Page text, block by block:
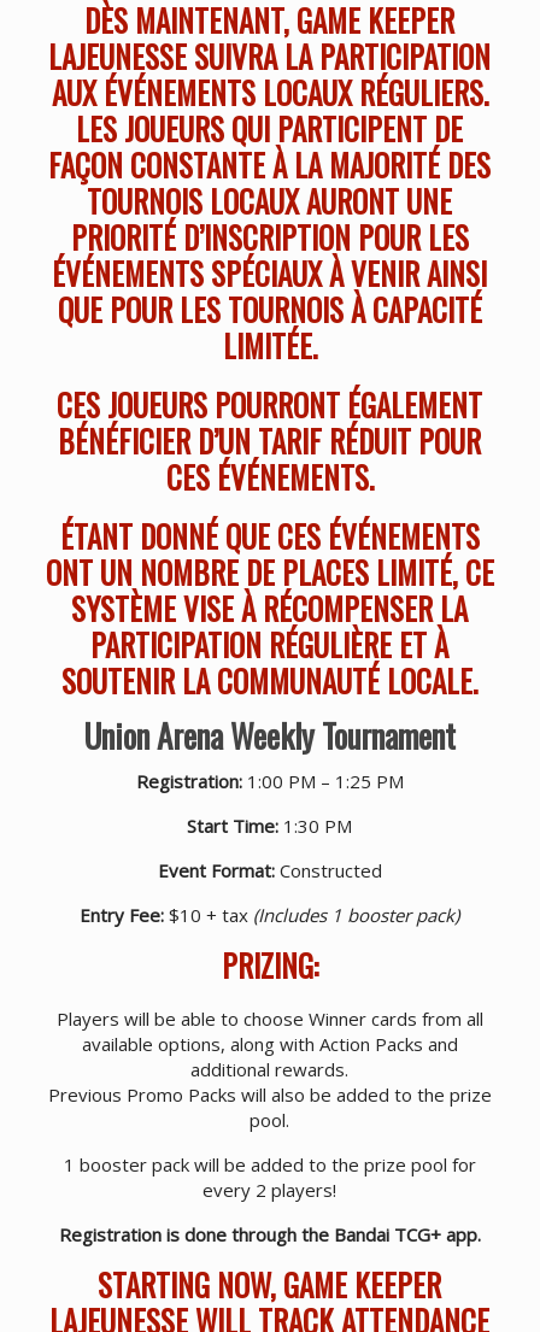
DÈS MAINTENANT, GAME KEEPER
LAJEUNESSE SUIVRA LA PARTICIPATION
AUX ÉVÉNEMENTS LOCAUX RÉGULIERS.
LES JOUEURS QUI PARTICIPENT DE
FAÇON CONSTANTE À LA MAJORITÉ DES
TOURNOIS LOCAUX AURONT UNE
PRIORITÉ D’INSCRIPTION POUR LES
ÉVÉNEMENTS SPÉCIAUX À VENIR AINSI
QUE POUR LES TOURNOIS À CAPACITÉ
LIMITÉE.
CES JOUEURS POURRONT ÉGALEMENT
BÉNÉFICIER D’UN TARIF RÉDUIT POUR
CES ÉVÉNEMENTS.
ÉTANT DONNÉ QUE CES ÉVÉNEMENTS
ONT UN NOMBRE DE PLACES LIMITÉ, CE
SYSTÈME VISE À RÉCOMPENSER LA
PARTICIPATION RÉGULIÈRE ET À
SOUTENIR LA COMMUNAUTÉ LOCALE.
Union Arena Weekly Tournament
Registration:1:00 PM – 1:25 PM
Start Time: 1:30 PM
Event Format:Constructed
Entry Fee: $10 + tax (Includes 1 booster pack)
PRIZING:
Players will be able to choose Winner cards from all
available options, along with Action Packs and
additional rewards.
Previous Promo Packs will also be added to the prize
pool.
1 booster pack will be added to the prize pool for
every 2 players!
Registration is done through the Bandai TCG+ app.
STARTING NOW, GAME KEEPER
LAJEUNESSE WILL TRACK ATTENDANCE